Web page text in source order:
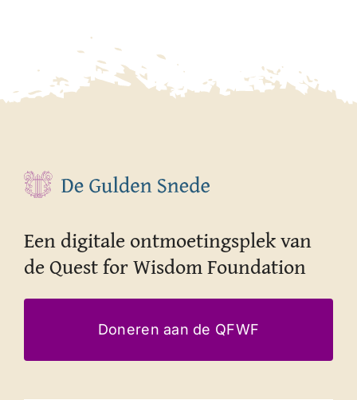
Een digitale ontmoetingsplek van
de Quest for Wisdom Foundation
Doneren aan de QFWF